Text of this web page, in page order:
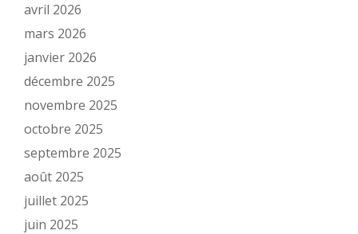
avril 2026
mars 2026
janvier 2026
décembre 2025
novembre 2025
octobre 2025
septembre 2025
août 2025
juillet 2025
juin 2025